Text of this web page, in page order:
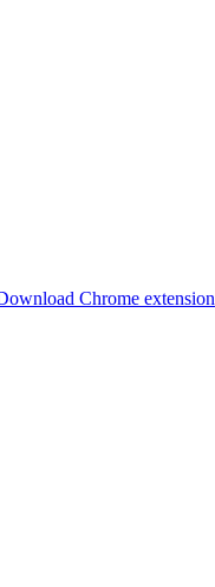
Chrome extension